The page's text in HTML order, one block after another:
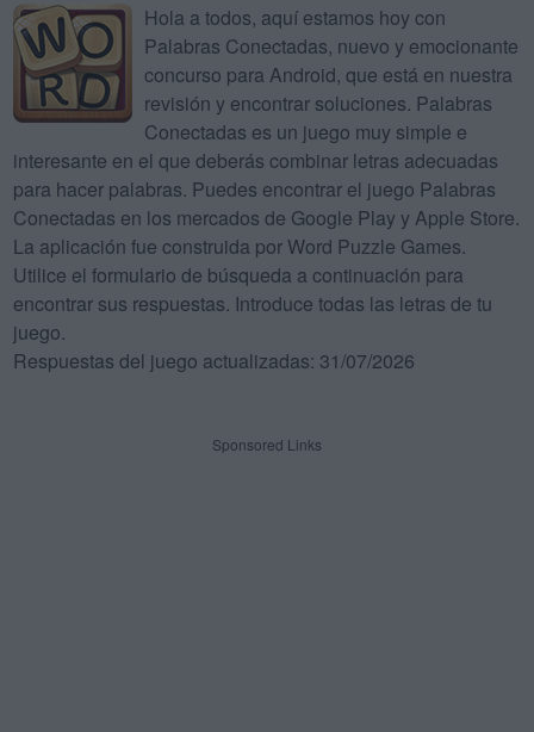
Hola a todos, aquí estamos hoy con
Palabras Conectadas, nuevo y emocionante
concurso para Android, que está en nuestra
revisión y encontrar soluciones. Palabras
Conectadas es un juego muy simple e
interesante en el que deberás combinar letras adecuadas
para hacer palabras. Puedes encontrar el juego Palabras
Conectadas en los mercados de Google Play y Apple Store.
La aplicación fue construida por Word Puzzle Games.
Utilice el formulario de búsqueda a continuación para
encontrar sus respuestas. Introduce todas las letras de tu
juego.
Respuestas del juego actualizadas: 31/07/2026
Sponsored Links